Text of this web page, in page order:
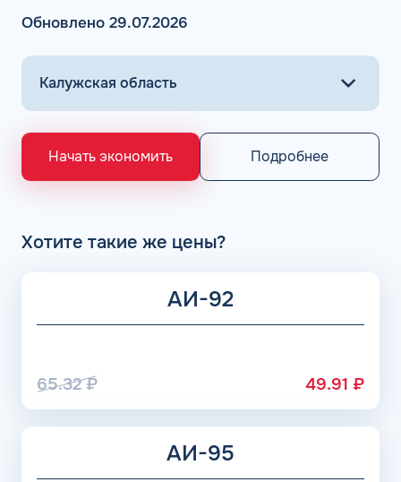
горючего на проверенных АЗС осуществляется всего в
Основными поставщиками для АЗС Flash являются
выпускающие лучшее топливо в стране экологического
класса Евро 5: ООО «Газпром добыча Астрахань» ПАО
«Газпром», Рязанский НПЗ, Саратовский НПЗ, Уфимский
НПЗ группы Роснефть. АЗС Flash и АГЗС компании
Обновлено 29.07.2026
Начать экономить Подробнее
Хотите такие же цены?
АИ-92
65.32₽ 49.91 ₽
АИ-95